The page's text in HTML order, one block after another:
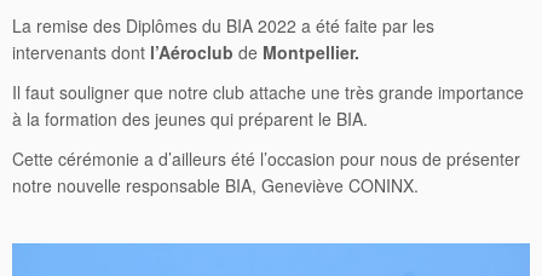
La remise des Diplômes du BIA 2022 a été faite par les
intervenants dont l’Aéroclub de Montpellier.
Il faut souligner que notre club attache une très grande importance
à la formation des jeunes qui préparent le BIA.
Cette cérémonie a d’ailleurs été l’occasion pour nous de présenter
notre nouvelle responsable BIA, Geneviève CONINX.